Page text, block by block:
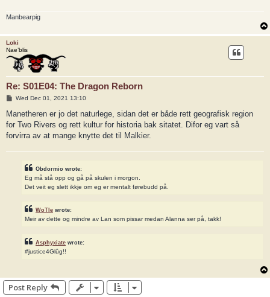
Manbearpig
Loki
Nae’blis
Re: S01E04: The Dragon Reborn
P
s
Wed Dec 01, 2021 13:10
Manetheren er jo det naturlege, sidan det er både rett geografisk region
for Two Rivers og rett kultur for historia bak sitatet. Difor eg vart så
forvirra av at mange knytte det til Malkier.
Obdormio wrote:
Eg må stå opp og gå på skulen i morgon.
Det veit eg slett ikkje om eg er mentalt førebudd på.
WoTle wrote:
Meir av dette og mindre av Lan som pissar medan Alanna ser på, takk!
Asphyxiate wrote:
#justice4Glûg!!
Post Reply